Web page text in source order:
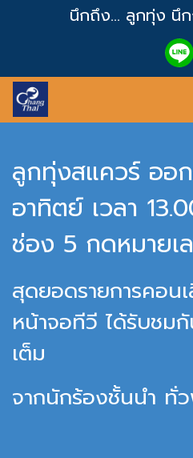
นึกถึง... ลูกทุ่ง นึ
ลูกทุ่งสแควร์ ออ
อาทิตย์ เวลา
ช่อง 5 กดหมายเ
สุดยอดรายการคอน
หน้าจอทีวี ได้รับชม
เต็ม
จากนักร้องชั้นนำ ทั่